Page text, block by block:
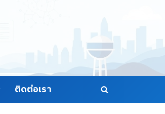
ติดต่อเรา